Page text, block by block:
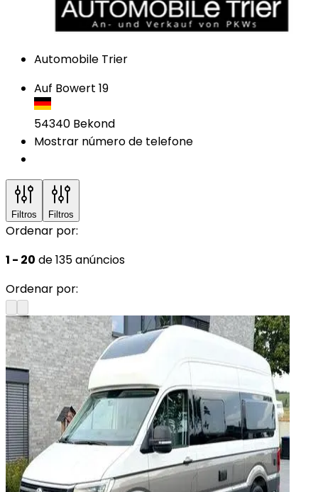
Automobile Trier
Auf Bowert 19
54340 Bekond
Mostrar número de telefone
Filtros Filtros
Ordenar por:
1 - 20 de 135 anúncios
Ordenar por: